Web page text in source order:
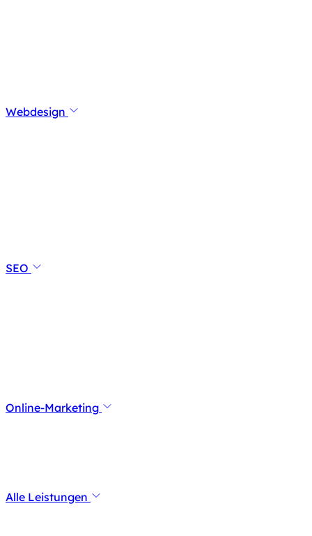
Webdesign
SEO
Online-Marketing
Alle Leistungen